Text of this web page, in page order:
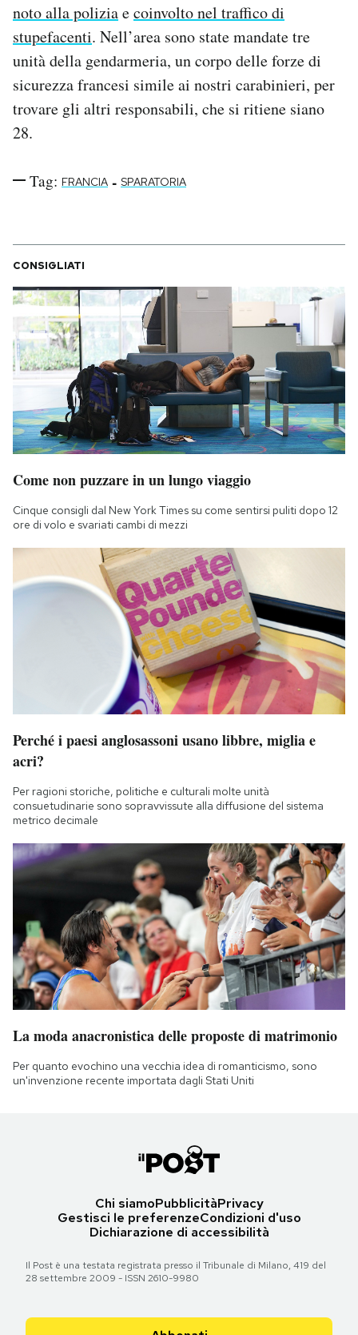
noto alla poliziaecoinvolto nel traffico di
stupefacenti. Nell’area sono state mandate tre
unità della gendarmeria, un corpo delle forze di
sicurezza francesi simile ai nostri carabinieri, per
trovare gli altri responsabili, che si ritiene siano
28.
Tag: FRANCIA - SPARATORIA
CONSIGLIATI
Come non puzzare in un lungo viaggio
Cinque consigli dal New York Times su come sentirsi puliti dopo 12
ore di volo e svariati cambi di mezzi
Perché i paesi anglosassoni usano libbre, miglia e
acri?
Per ragioni storiche, politiche e culturali molte unità
consuetudinarie sono sopravvissute alla diffusione del sistema
metrico decimale
La moda anacronistica delle proposte di matrimonio
Per quanto evochino una vecchia idea di romanticismo, sono
un'invenzione recente importata dagli Stati Uniti
Chi siamoPubblicitàPrivacy
Gestisci le preferenzeCondizioni d'uso
Dichiarazione di accessibilità
Il Post è una testata registrata presso il Tribunale di Milano, 419 del
28 settembre 2009 - ISSN 2610-9980